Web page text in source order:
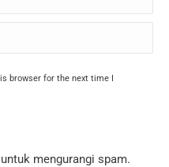
browser for the next time I
mengurangi spam.